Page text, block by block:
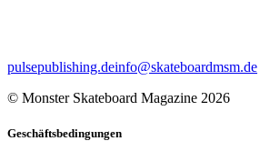
pulsepublishing.deinfo@skateboardmsm.de
© Monster Skateboard Magazine 2026
Geschäftsbedingungen